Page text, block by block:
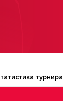
турнира